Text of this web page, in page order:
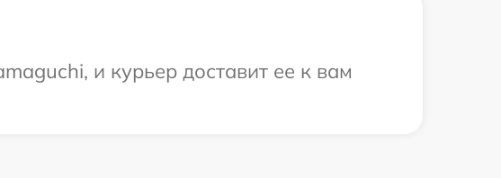
и курьер доставит ее к вам